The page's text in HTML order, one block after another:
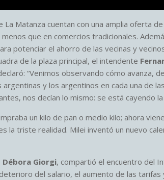
Matanza cuentan con una amplia oferta
que en comercios tradicionales.
potenciar el ahorro de las vecinas y
de la plaza principal, el intendente
“Venimos observando cómo avanza,
y los argentinos en cada una de
nos decían lo mismo: se está cayendo
un kilo de pan o medio kilo; ahora
la triste realidad. Milei inventó un nuevo
Débora Giorgi, compartió el encuentro del
del salario, el aumento de las